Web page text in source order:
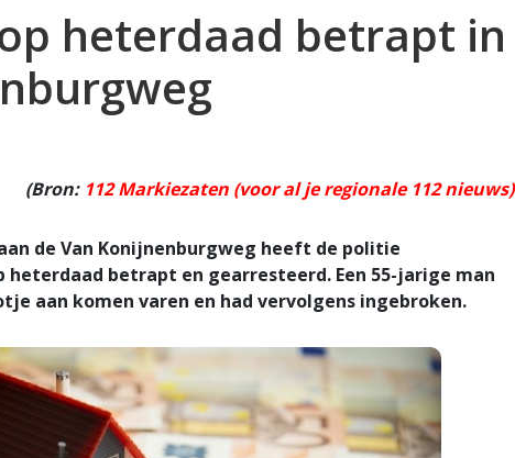
heterdaad betrapt in
(Bron: 112 Markiezaten (voor al je regionale 112 nieuws)
aan de Van Konijnenburgweg heeft de politie
heterdaad betrapt en gearresteerd. Een 55-jarige man
aan komen varen en had vervolgens ingebroken.